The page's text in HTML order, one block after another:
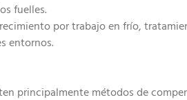
fuelles.
por trabajo en frío,
entornos.
principalmente métodos de